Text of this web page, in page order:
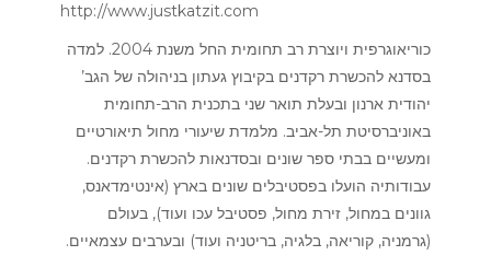
http://www.justkatzit.com
כוריאוגרפית ויוצרת רב תחומית החל משנת 2004. למדה
בסדנא להכשרת רקדנים בקיבוץ געתון בניהולה של הגב’
יהודית ארנון ובעלת תואר שני בתכנית הרב-תחומית
באוניברסיטת תל-אביב. מלמדת שיעורי מחול תיאורטיים
ומעשיים בבתי ספר שונים ובסדנאות להכשרת רקדנים.
עבודותיה הועלו בפסטיבלים שונים בארץ (אינטימדאנס,
גוונים במחול, זירת מחול, פסטיבל עכו ועוד), בעולם
(גרמניה, קוריאה, בלגיה, בריטניה ועוד) ובערבים עצמאיים.